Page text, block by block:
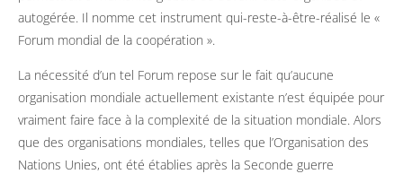
autogérée. Il nomme cet instrument qui-reste-à-être-réalisé le «
Forum mondial de la coopération ».
La nécessité d’un tel Forum repose sur le fait qu’aucune
organisation mondiale actuellement existante n’est équipée pour
vraiment faire face à la complexité de la situation mondiale. Alors
que des organisations mondiales, telles que l’Organisation des
Nations Unies, ont été établies après la Seconde guerre